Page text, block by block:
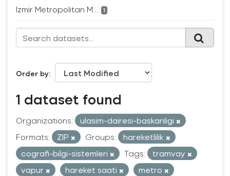
Izmir Metropolitan M... 1
Order by
1 dataset found
Organizations:
ulasim-dairesi-baskanligi
Formats:
ZIP Groups:
hareketlilik
cografi-bilgi-sistemleri
Tags:
tramvay
vapur
hareket saati
metro